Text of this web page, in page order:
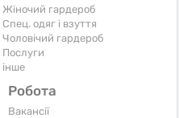
Жіночий гардероб
Спец. одяг і взуття
Чоловічий гардероб
Послуги
інше
Робота
Вакансії